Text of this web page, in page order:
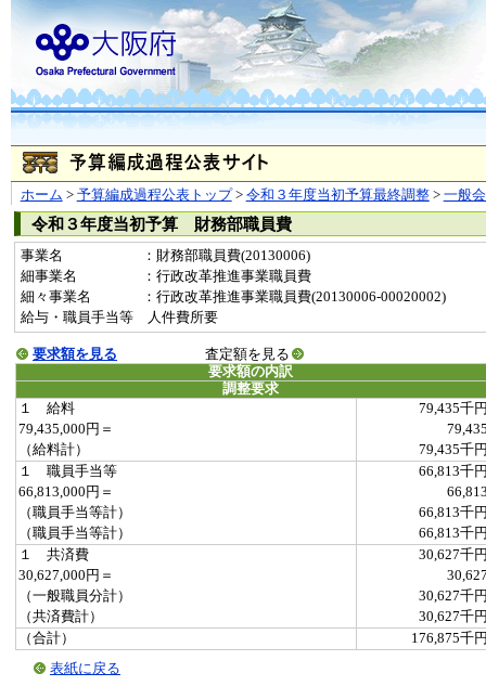
ホーム > 予算編成過程公表トップ> 令和３年度当初予算最終調整> 一般
令和３年度当初予算 財務部職員費
事業名
：財務部職員費(20130006)
細事業名
：行政改革推進事業職員費
細々事業名
：行政改革推進事業職員費(20130006-00020002)
給与・職員手当等 人件費所要
要求額を見る
査定額を見る
要求額の内訳
調整要求
１ 給料
79,435千
79,435,000円＝
（給料計）
79,435千
１ 職員手当等
66,813千
66,813,000円＝
（職員手当等計）
66,813千
（職員手当等計）
66,813千
１ 共済費
30,627千
30,627,000円＝
（一般職員分計）
30,627千
（共済費計）
30,627千
（合計）
176,875千
表紙に戻る